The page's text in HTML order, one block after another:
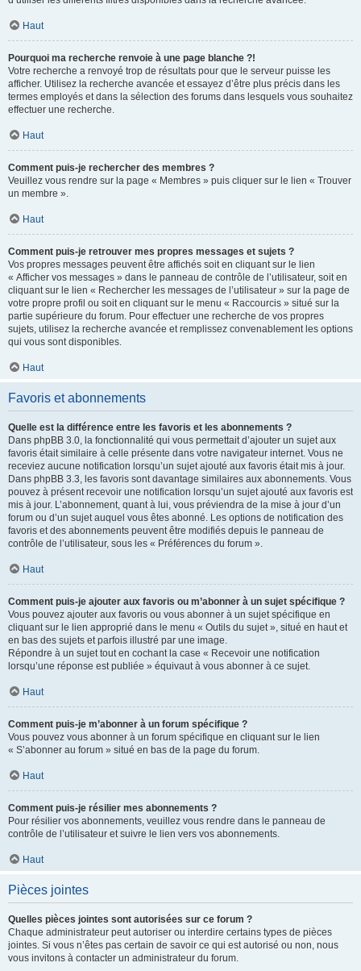
Haut
Pourquoi ma recherche renvoie à une page blanche ?!
Votre recherche a renvoyé trop de résultats pour que le serveur puisse les
afficher. Utilisez la recherche avancée et essayez d’être plus précis dans les
termes employés et dans la sélection des forums dans lesquels vous souhaitez
effectuer une recherche.
Haut
Comment puis-je rechercher des membres ?
Veuillez vous rendre sur la page « Membres » puis cliquer sur le lien « Trouver
un membre ».
Haut
Comment puis-je retrouver mes propres messages et sujets ?
Vos propres messages peuvent être affichés soit en cliquant sur le lien
« Afficher vos messages » dans le panneau de contrôle de l’utilisateur, soit en
cliquant sur le lien « Rechercher les messages de l’utilisateur » sur la page de
votre propre profil ou soit en cliquant sur le menu « Raccourcis » situé sur la
partie supérieure du forum. Pour effectuer une recherche de vos propres
sujets, utilisez la recherche avancée et remplissez convenablement les options
qui vous sont disponibles.
Haut
Favoris et abonnements
Quelle est la différence entre les favoris et les abonnements ?
Dans phpBB 3.0, la fonctionnalité qui vous permettait d’ajouter un sujet aux
favoris était similaire à celle présente dans votre navigateur internet. Vous ne
receviez aucune notification lorsqu’un sujet ajouté aux favoris était mis à jour.
Dans phpBB 3.3, les favoris sont davantage similaires aux abonnements. Vous
pouvez à présent recevoir une notification lorsqu’un sujet ajouté aux favoris est
mis à jour. L’abonnement, quant à lui, vous préviendra de la mise à jour d’un
forum ou d’un sujet auquel vous êtes abonné. Les options de notification des
favoris et des abonnements peuvent être modifiés depuis le panneau de
contrôle de l’utilisateur, sous les « Préférences du forum ».
Haut
Comment puis-je ajouter aux favoris ou m’abonner à un sujet spécifique ?
Vous pouvez ajouter aux favoris ou vous abonner à un sujet spécifique en
cliquant sur le lien approprié dans le menu « Outils du sujet », situé en haut et
en bas des sujets et parfois illustré par une image.
Répondre à un sujet tout en cochant la case « Recevoir une notification
lorsqu’une réponse est publiée » équivaut à vous abonner à ce sujet.
Haut
Comment puis-je m’abonner à un forum spécifique ?
Vous pouvez vous abonner à un forum spécifique en cliquant sur le lien
« S’abonner au forum » situé en bas de la page du forum.
Haut
Comment puis-je résilier mes abonnements ?
Pour résilier vos abonnements, veuillez vous rendre dans le panneau de
contrôle de l’utilisateur et suivre le lien vers vos abonnements.
Haut
Pièces jointes
Quelles pièces jointes sont autorisées sur ce forum ?
Chaque administrateur peut autoriser ou interdire certains types de pièces
jointes. Si vous n’êtes pas certain de savoir ce qui est autorisé ou non, nous
vous invitons à contacter un administrateur du forum.